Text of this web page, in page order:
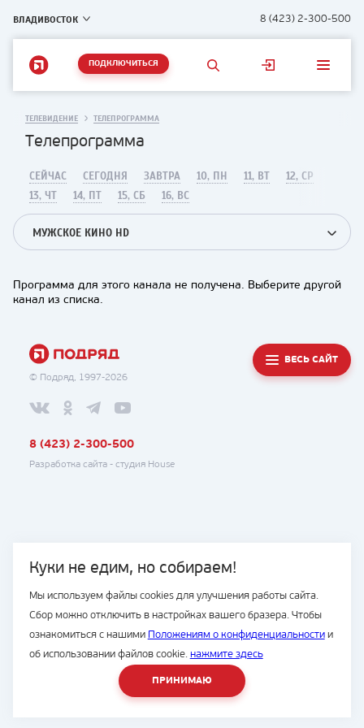
ВЛАДИВОСТОК 8 (423) 2-300-500
ПОДКЛЮЧИТЬСЯ
Куки не едим, но собираем!
Мы используем файлы cookies для улучшения работы сайта.
Сбор можно отключить в настройках вашего бразера. Чтобы
ознакомиться с нашими Положениям о конфиденциальностии
об использовании файлов cookie. нажмите здесь
ПРИНИМАЮ
ТЕЛЕВИДЕНИЕ ТЕЛЕПРОГРАММА
Телепрограмма
СЕЙЧАС СЕГОДНЯ ЗАВТРА 10, ПН 11, ВТ
12, СР
13, ЧТ
14, ПТ 15, СБ 16, ВС
МУЖСКОЕ КИНО HD
Программа для этого канала не получена. Выберите другой
канал из списка.
© Подряд, 1997-2026
ВЕСЬ САЙТ
8 (423) 2-300-500
Разработка сайта - студия House